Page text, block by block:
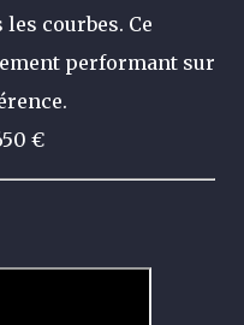
courbes. Ce
performant sur
€